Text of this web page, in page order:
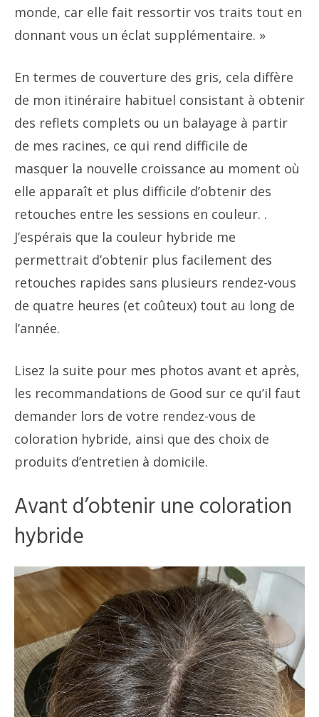
monde, car elle fait ressortir vos traits tout en
donnant vous un éclat supplémentaire. »
En termes de couverture des gris, cela diffère
de mon itinéraire habituel consistant à obtenir
des reflets complets ou un balayage à partir
de mes racines, ce qui rend difficile de
masquer la nouvelle croissance au moment où
elle apparaît et plus difficile d’obtenir des
retouches entre les sessions en couleur. .
J’espérais que la couleur hybride me
permettrait d’obtenir plus facilement des
retouches rapides sans plusieurs rendez-vous
de quatre heures (et coûteux) tout au long de
l’année.
Lisez la suite pour mes photos avant et après,
les recommandations de Good sur ce qu’il faut
demander lors de votre rendez-vous de
coloration hybride, ainsi que des choix de
produits d’entretien à domicile.
Avant d’obtenir une coloration
hybride